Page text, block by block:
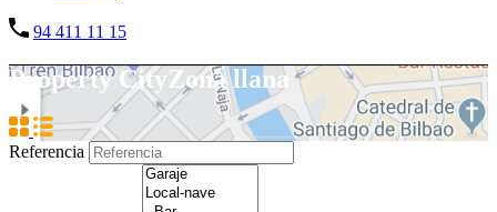
94 411 11 15
Property CityZona llana
Referencia